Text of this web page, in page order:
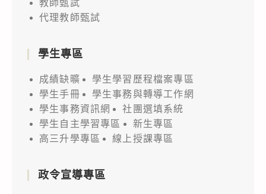
教師甄試
代理教師甄試
學生專區
成績缺曠
學生學習歷程檔案專區
學生手冊
學生事務與轉導工作網
學生事務資訊網
社團選填系統
學生自主學習專區
新生專區
高三升學專區
線上授課專區
政令宣導專區